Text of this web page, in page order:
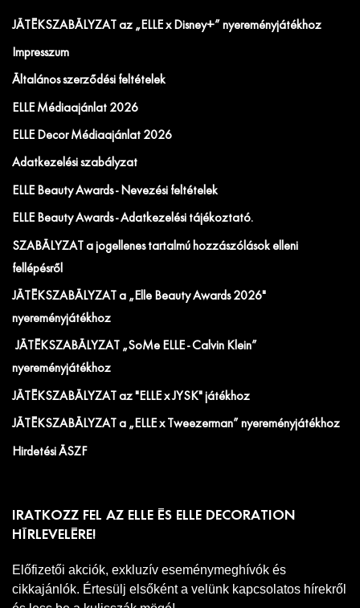
JÁTÉKSZABÁLYZAT az „ELLE x Disney+” nyereményjátékhoz
Impresszum
Általános szerződési feltételek
ELLE Médiaajánlat 2026
ELLE Decor Médiaajánlat 2026
Adatkezelési szabályzat
ELLE Beauty Awards - Nevezési feltételek
ELLE Beauty Awards - Adatkezelési tájékoztató.
SZABÁLYZAT a jogellenes tartalmú hozzászólások elleni
fellépésről
JÁTÉKSZABÁLYZAT a „Elle Beauty Awards 2026"
nyereményjátékhoz
JÁTÉKSZABÁLYZAT „SoMe ELLE - Calvin Klein”
nyereményjátékhoz
JÁTÉKSZABÁLYZAT az "ELLE x JYSK" játékhoz
JÁTÉKSZABÁLYZAT a „ELLE x Tweezerman” nyereményjátékhoz
Hirdetési ÁSZF
IRATKOZZ FEL AZ ELLE ÉS ELLE DECORATION
HÍRLEVELÉRE!
Előfizetői akciók, exkluzív eseménymeghívók és
cikkajánlók. Értesülj elsőként a velünk kapcsolatos hírekről